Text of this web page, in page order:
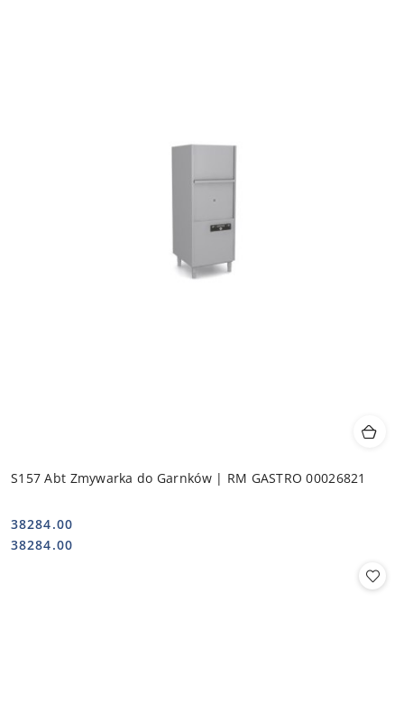
S157 Abt Zmywarka do Garnków | RM GASTRO 00026821
Cena:
38284.00
Cena:
38284.00